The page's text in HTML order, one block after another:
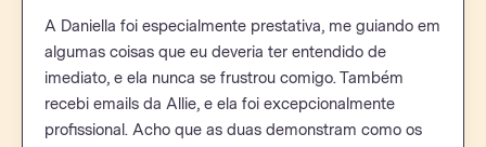
A Daniella foi especialmente prestativa, me guiando em
algumas coisas que eu deveria ter entendido de
imediato, e ela nunca se frustrou comigo. Também
recebi emails da Allie, e ela foi excepcionalmente
profissional. Acho que as duas demonstram como os